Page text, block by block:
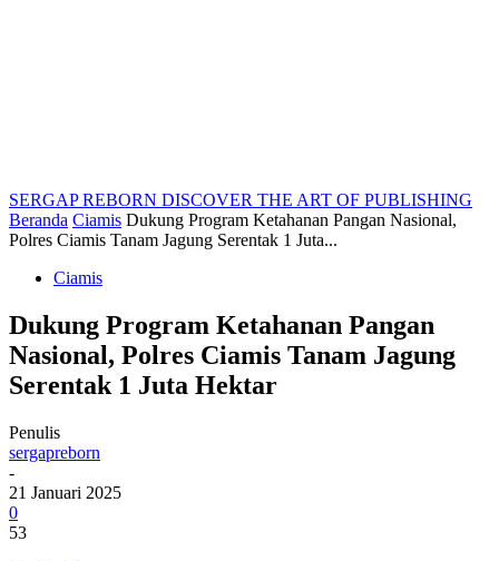
SERGAP REBORN DISCOVER THE ART OF PUBLISHING
Beranda Ciamis Dukung Program Ketahanan Pangan Nasional,
Polres Ciamis Tanam Jagung Serentak 1 Juta...
Ciamis
Dukung Program Ketahanan Pangan
Nasional, Polres Ciamis Tanam Jagung
Serentak 1 Juta Hektar
Penulis
sergapreborn
-
21 Januari 2025
0
53